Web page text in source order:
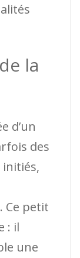
la
d’un
des
initiés,
Ce petit
: il
une